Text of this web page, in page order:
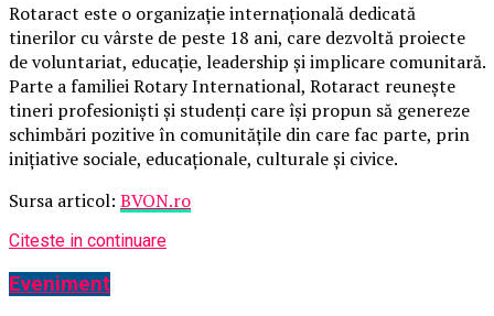
Rotaract este o organizație internațională dedicată
tinerilor cu vârste de peste 18 ani, care dezvoltă proiecte
de voluntariat, educație, leadership și implicare comunitară.
Parte a familiei Rotary International, Rotaract reunește
tineri profesioniști și studenți care își propun să genereze
schimbări pozitive în comunitățile din care fac parte, prin
inițiative sociale, educaționale, culturale și civice.
Sursa articol: BVON.ro
Citeste in continuare
Eveniment